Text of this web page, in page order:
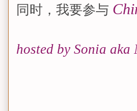
同时，我要参与
hosted by Sonia aka